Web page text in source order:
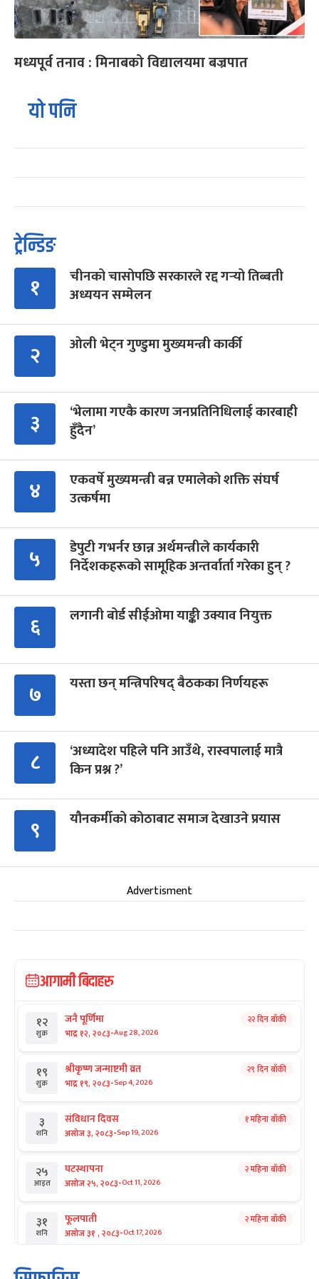
मध्यपूर्व तनाव : मिनाबको विद्यालयमा बज्रपात
यो पनि
ट्रेन्डिङ
१
चीनको चासोपछि सरकारले रद्द गर्‍यो तिब्बती
अध्ययन सम्मेलन
२ ओली भेट्न गुण्डुमा मुख्यमन्त्री कार्की
३
‘भेलामा गएकै कारण जनप्रतिनिधिलाई कारबाही
हुँदैन’
४
एकवर्षे मुख्यमन्त्री बन्न एमालेको शक्ति संघर्ष
उत्कर्षमा
५
डेपुटी गभर्नर छान्न अर्थमन्त्रीले कार्यकारी
निर्देशकहरूको सामूहिक अन्तर्वार्ता गरेका हुन् ?
६ लगानी बोर्ड सीईओमा याङ्की उक्याव नियुक्त
७ यस्ता छन् मन्त्रिपरिषद् बैठकका निर्णयहरू
८
‘अध्यादेश पहिले पनि आउँथे, रास्वपालाई मात्रै
किन प्रश्न ?’
९ यौनकर्मीको कोठाबाट समाज देखाउने प्रयास
Advertisment
आगामी बिदाहरु
१२
शुक्र
जनै पूर्णिमा
भाद्र १२, २०८३-Aug 28, 2026
२२ दिन बाँकी
१९
शुक्र
श्रीकृष्ण जन्माष्टमी व्रत
भाद्र १९, २०८३-Sep 4, 2026
२९ दिन बाँकी
३
शनि
संविधान दिवस
असोज ३, २०८३-Sep 19, 2026
१ महिना बाँकी
२५
आइत
घटस्थापना
असोज २५, २०८३-Oct 11, 2026
२ महिना बाँकी
३१
शनि
फूलपाती
असोज ३१ , २०८३-Oct 17, 2026
२ महिना बाँकी
१ कार्तिक सङ्क्रान्ति